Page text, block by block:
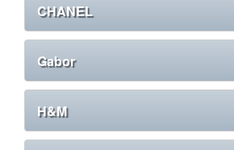
CHANEL
Gabor
H&M